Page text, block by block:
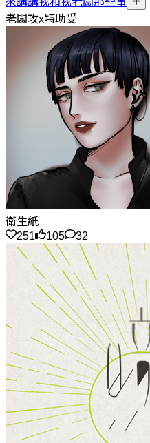
老闆攻x特助受
衛生紙
251
105 32